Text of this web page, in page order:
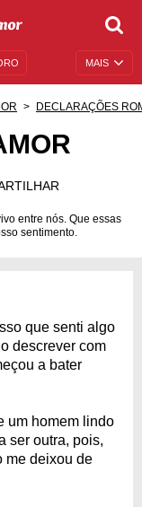
MAIS
DECLARAÇÕES
entre nós. Que essas
sentimento.
que senti algo
descrever com
a bater
um homem lindo
ser outra, pois,
me deixou de